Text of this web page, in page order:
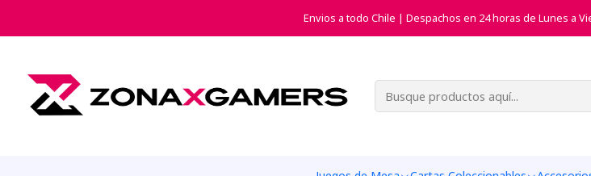
Envios a todo Chile | Despachos en 24 horas de Lunes a
Inicio Juegos de Mesa Juegos